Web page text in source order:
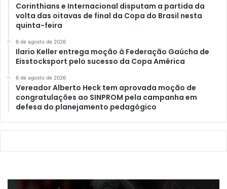
Corinthians e Internacional disputam a partida da
volta das oitavas de final da Copa do Brasil nesta
quinta-feira
6 de agosto de 2026
Ilario Keller entrega moção à Federação Gaúcha de
Eisstocksport pelo sucesso da Copa América
6 de agosto de 2026
Vereador Alberto Heck tem aprovada moção de
congratulações ao SINPROM pela campanha em
defesa do planejamento pedagógico